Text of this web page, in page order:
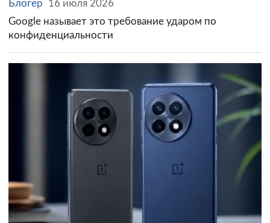
Блогер
16 июля 2026
Google называет это требование ударом по
конфиденциальности